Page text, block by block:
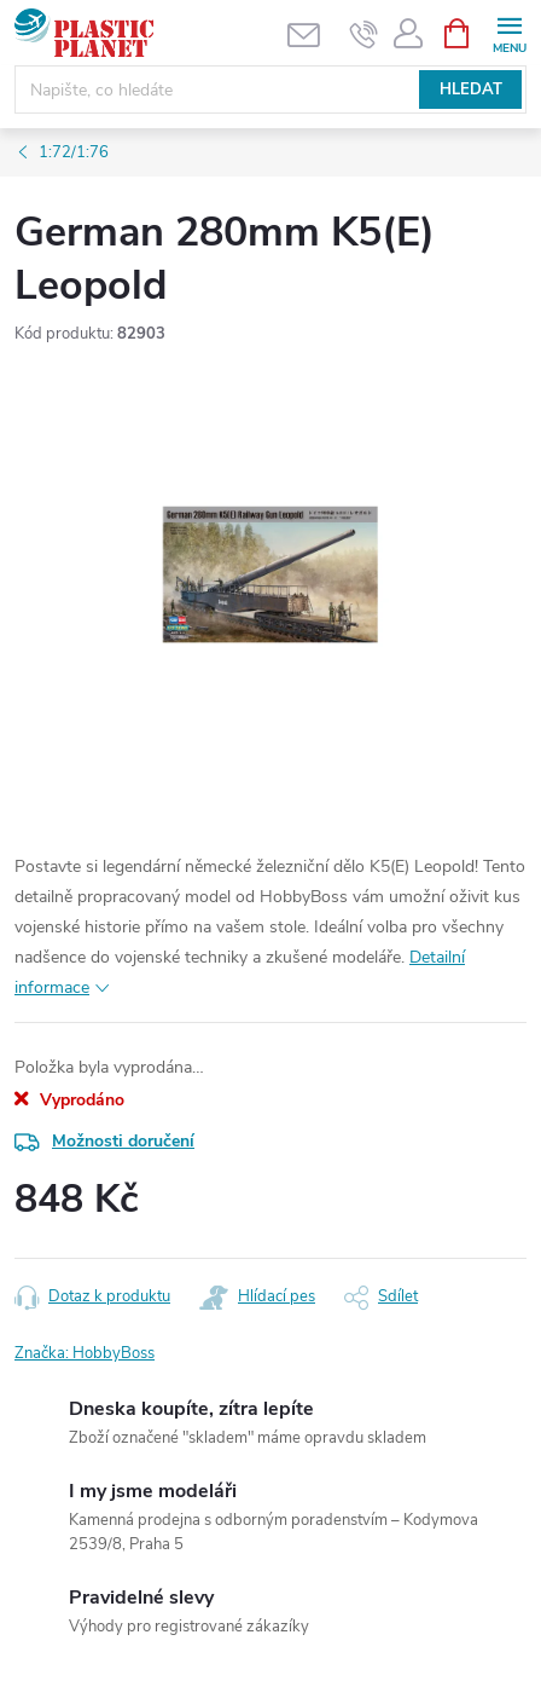
Přejít
na
obsah
HLEDAT
NÁKUPNÍ
KOŠÍK
1:72/1:76
German 280mm K5(E)
Leopold
Kód produktu: 82903
Postavte si legendární německé železniční dělo K5(E) Leopold! Tento
detailně propracovaný model od HobbyBoss vám umožní oživit kus
vojenské historie přímo na vašem stole. Ideální volba pro všechny
nadšence do vojenské techniky a zkušené modeláře. Detailní
informace
Položka byla vyprodána…
Vyprodáno
Možnosti doručení
848 Kč
cena:
Dotaz k produktu Hlídací pes Sdílet
Značka: HobbyBoss
Dneska koupíte, zítra lepíte
Zboží označené "skladem" máme opravdu skladem
I my jsme modeláři
Kamenná prodejna s odborným poradenstvím – Kodymova
2539/8, Praha 5
Pravidelné slevy
Výhody pro registrované zákazíky